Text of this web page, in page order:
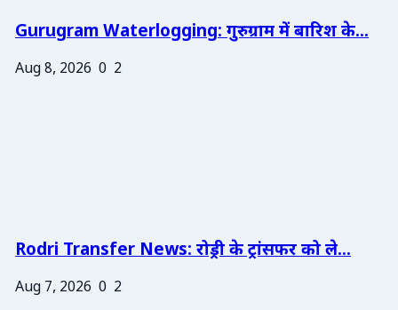
Gurugram Waterlogging: गुरुग्राम में बारिश के...
Aug 8, 2026 0 2
Rodri Transfer News: रोड्री के ट्रांसफर को ले...
Aug 7, 2026 0 2